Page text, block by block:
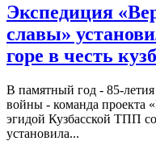
Экспедиция
славы»
горе в честь
В памятный год - 85-
войны - команда проекта
эгидой Кузбасской ТПП
установила...